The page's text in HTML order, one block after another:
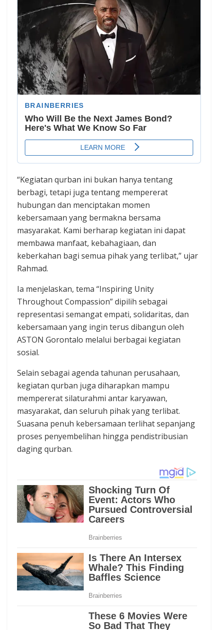
“Kegiatan qurban ini bukan hanya tentang
berbagi, tetapi juga tentang mempererat
hubungan dan menciptakan momen
kebersamaan yang bermakna bersama
masyarakat. Kami berharap kegiatan ini dapat
membawa manfaat, kebahagiaan, dan
keberkahan bagi semua pihak yang terlibat,” ujar
Rahmad.
Ia menjelaskan, tema “Inspiring Unity
Throughout Compassion” dipilih sebagai
representasi semangat empati, solidaritas, dan
kebersamaan yang ingin terus dibangun oleh
ASTON Gorontalo melalui berbagai kegiatan
sosial.
Selain sebagai agenda tahunan perusahaan,
kegiatan qurban juga diharapkan mampu
mempererat silaturahmi antar karyawan,
masyarakat, dan seluruh pihak yang terlibat.
Suasana penuh kebersamaan terlihat sepanjang
proses penyembelihan hingga pendistribusian
daging qurban.